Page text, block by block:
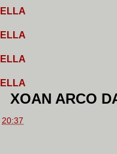
XOAN ARCO
20:37